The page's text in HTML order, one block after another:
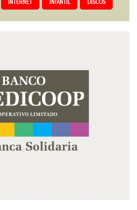
INTERNET INFANTIL DISCOS